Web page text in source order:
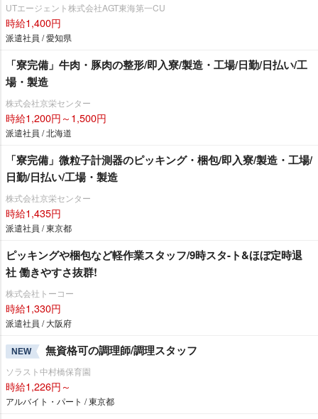
UTエージェント株式会社AGT東海第一CU
時給1,400円
派遣社員 / 愛知県
「寮完備」牛肉・豚肉の整形/即入寮/製造・工場/日勤/日払い/工
場・製造
株式会社京栄センター
時給1,200円～1,500円
派遣社員 / 北海道
「寮完備」微粒子計測器のピッキング・梱包/即入寮/製造・工場/
日勤/日払い/工場・製造
株式会社京栄センター
時給1,435円
派遣社員 / 東京都
ピッキングや梱包など軽作業スタッフ/9時スタ-ト&ほぼ定時退
社 働きやすさ抜群!
株式会社トーコー
時給1,330円
派遣社員 / 大阪府
NEW 無資格可の調理師/調理スタッフ
ソラスト中村橋保育園
時給1,226円～
アルバイト・パート / 東京都